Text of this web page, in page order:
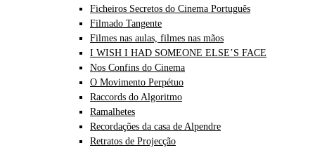
Ficheiros Secretos do Cinema Português
Filmado Tangente
Filmes nas aulas, filmes nas mãos
I WISH I HAD SOMEONE ELSE’S FACE
Nos Confins do Cinema
O Movimento Perpétuo
Raccords do Algoritmo
Ramalhetes
Recordações da casa de Alpendre
Retratos de Projecção